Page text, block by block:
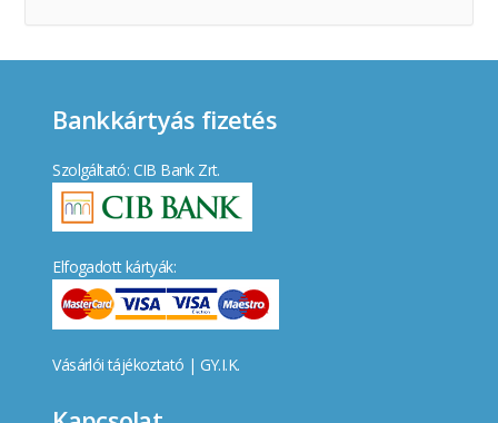
Bankkártyás fizetés
Szolgáltató: CIB Bank Zrt.
Elfogadott kártyák:
Vásárlói tájékoztató | GY.I.K.